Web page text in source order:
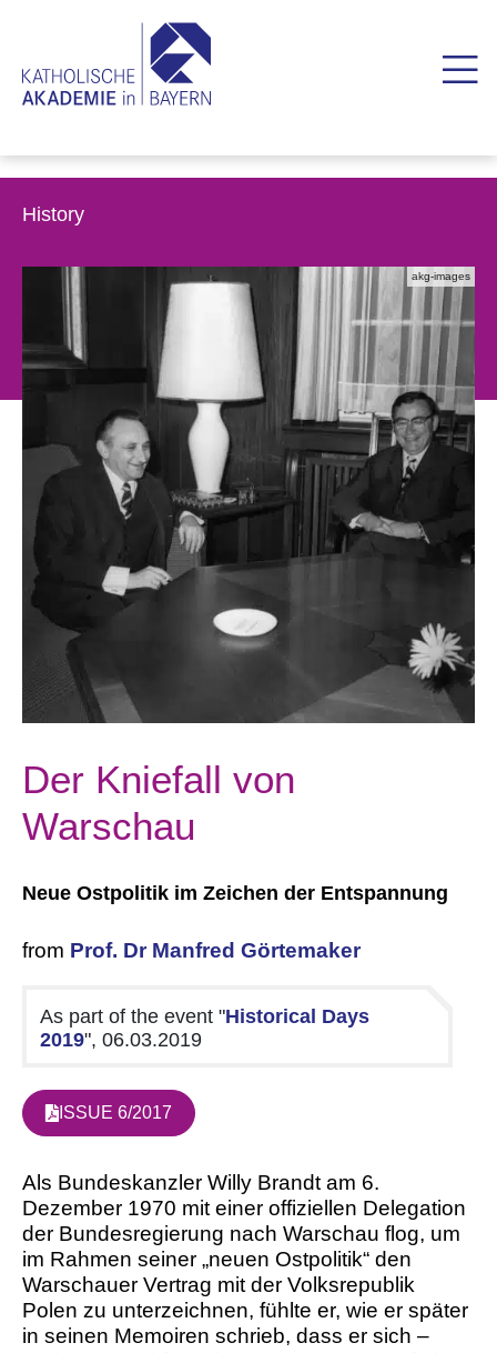
History
Der Kniefall von
Warschau
Neue Ostpolitik im Zeichen der Entspannung
from Prof. Dr Manfred Görtemaker
As part of the event "Historical Days
2019", 06.03.2019
ISSUE 6/2017
akg-images
Als Bundeskanzler Willy Brandt am 6.
Dezember 1970 mit einer offiziellen Delegation
der Bundesregierung nach Warschau flog, um
im Rahmen seiner „neuen Ostpolitik“ den
Warschauer Vertrag mit der Volksrepublik
Polen zu unterzeichnen, fühlte er, wie er später
in seinen Memoiren schrieb, dass er sich –